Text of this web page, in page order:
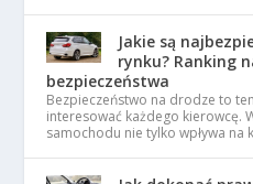
Jakie są
rynku? Ranking
bezpieczeństwa
Bezpieczeństwo na drodze to
interesować każdego kierowcę.
samochodu nie tylko wpływa